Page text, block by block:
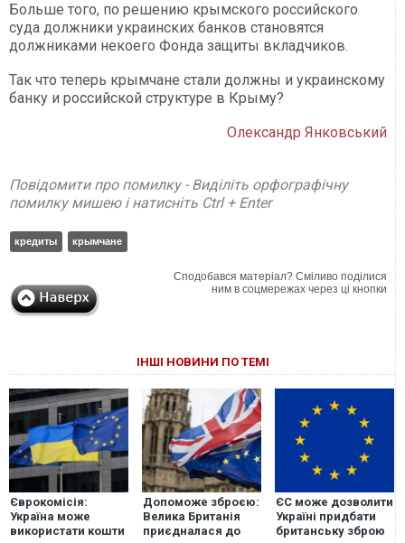
Больше того, по решению крымского российского
суда должники украинских банков становятся
должниками некоего Фонда защиты вкладчиков.
Так что теперь крымчане стали должны и украинскому
банку и российской структуре в Крыму?
Олександр Янковський
Повідомити про помилку - Виділіть орфографічну
помилку мишею і натисніть Ctrl + Enter
кредиты крымчане
Сподобався матеріал? Сміливо поділися
ним в соцмережах через ці кнопки
ІНШІ НОВИНИ ПО ТЕМІ
Єврокомісія:
Україна може
використати кошти
Допоможе зброєю:
Велика Британія
приєдналася до
ЄС може дозволити
Україні придбати
британську зброю